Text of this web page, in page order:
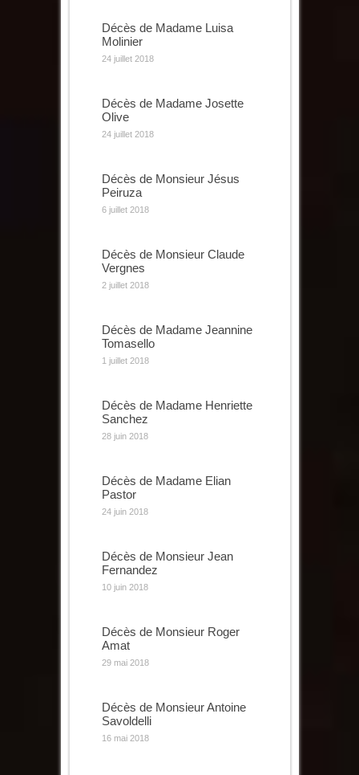
Décès de Madame Luisa
Molinier
24 juillet 2018
Décès de Madame Josette
Olive
24 juillet 2018
Décès de Monsieur Jésus
Peiruza
6 juillet 2018
Décès de Monsieur Claude
Vergnes
2 juillet 2018
Décès de Madame Jeannine
Tomasello
1 juillet 2018
Décès de Madame Henriette
Sanchez
28 juin 2018
Décès de Madame Elian
Pastor
24 juin 2018
Décès de Monsieur Jean
Fernandez
10 juin 2018
Décès de Monsieur Roger
Amat
29 mai 2018
Décès de Monsieur Antoine
Savoldelli
16 mai 2018